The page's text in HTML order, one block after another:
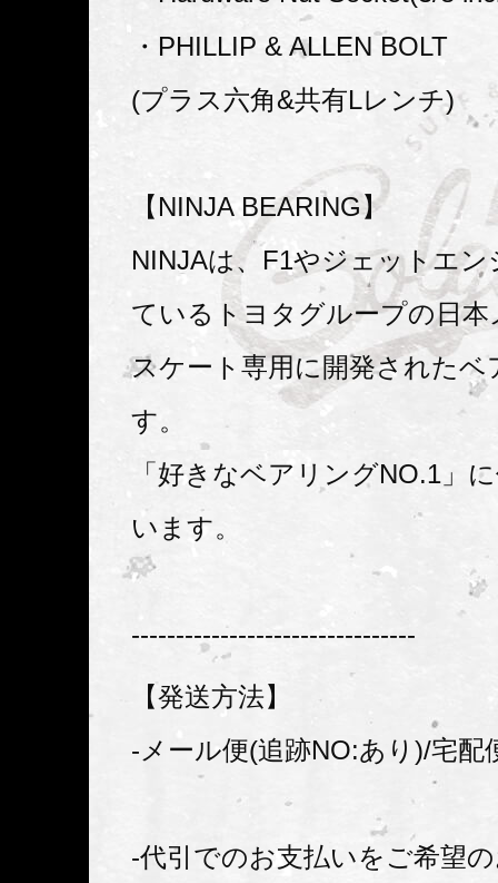
・PHILLIP & ALLEN BOLT
(プラス六角&共有Lレンチ)
【NINJA BEARING】
NINJAは、F1やジェットエ
ているトヨタグループの日本
スケート専用に開発されたベ
す。
「好きなベアリングNO.1」
います。
--------------------------------
【発送方法】
-メール便(追跡NO:あり)/宅配
-代引でのお支払いをご希望